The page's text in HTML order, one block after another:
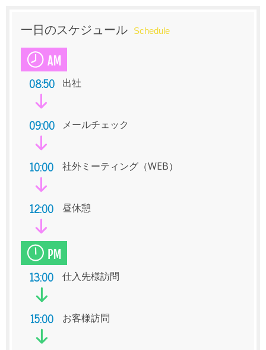
一日のスケジュール Schedule
08:50 出社
09:00 メールチェック
10:00 社外ミーティング（WEB）
12:00 昼休憩
13:00 仕入先様訪問
15:00 お客様訪問